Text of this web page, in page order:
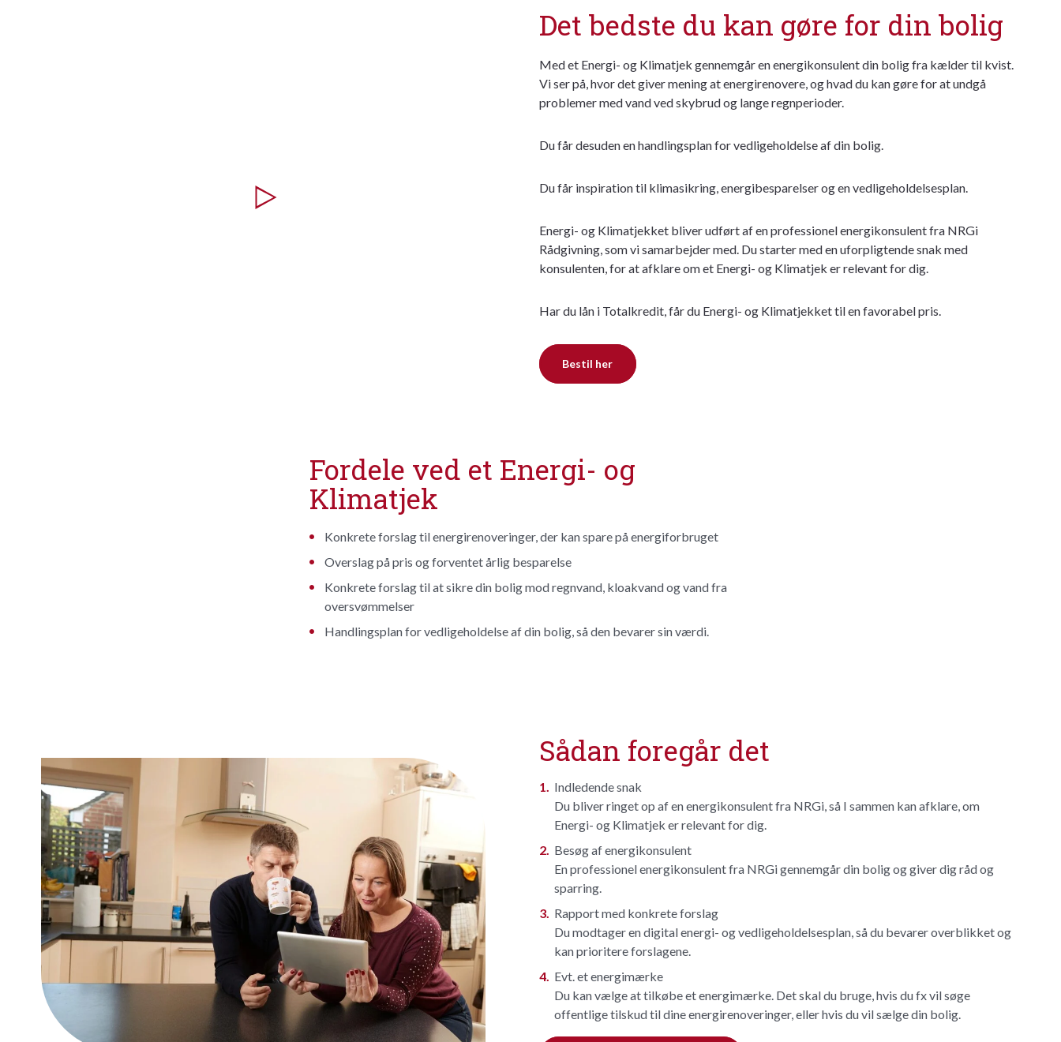
Det bedste du kan gøre for din bolig
Med et Energi- og Klimatjek gennemgår en energikonsulent din bolig fra kælder til kvist.
Vi ser på, hvor det giver mening at energirenovere, og hvad du kan gøre for at undgå
problemer med vand ved skybrud og lange regnperioder.
Du får desuden en handlingsplan for vedligeholdelse af din bolig.
Du får inspiration til klimasikring, energibesparelser og en vedligeholdelsesplan.
Energi- og Klimatjekket bliver udført af en professionel energikonsulent fra NRGi
Rådgivning, som vi samarbejder med. Du starter med en uforpligtende snak med
konsulenten, for at afklare om et Energi- og Klimatjek er relevant for dig.
Har du lån i Totalkredit, får du Energi- og Klimatjekket til en favorabel pris.
Bestil her
Fordele ved et Energi- og
Klimatjek
Konkrete forslag til energirenoveringer, der kan spare på energiforbruget
Overslag på pris og forventet årlig besparelse
Konkrete forslag til at sikre din bolig mod regnvand, kloakvand og vand fra
oversvømmelser
Handlingsplan for vedligeholdelse af din bolig, så den bevarer sin værdi.
Sådan foregår det
Indledende snak
Du bliver ringet op af en energikonsulent fra NRGi, så I sammen kan afklare, om
Energi- og Klimatjek er relevant for dig.
Besøg af energikonsulent
En professionel energikonsulent fra NRGi gennemgår din bolig og giver dig råd og
sparring.
Rapport med konkrete forslag
Du modtager en digital energi- og vedligeholdelsesplan, så du bevarer overblikket og
kan prioritere forslagene.
Evt. et energimærke
Du kan vælge at tilkøbe et energimærke. Det skal du bruge, hvis du fx vil søge
offentlige tilskud til dine energirenoveringer, eller hvis du vil sælge din bolig.